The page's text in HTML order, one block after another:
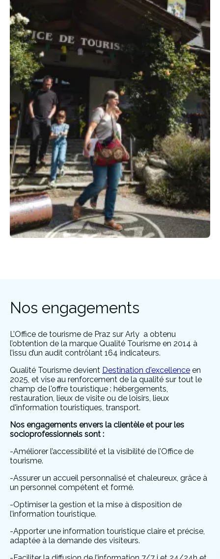
Nos engagements
L’Office de tourisme de Praz sur Arly a obtenu
l’obtention de la marque Qualité Tourisme en 2014 à
l’issu d’un audit contrôlant 164 indicateurs.
Qualité Tourisme devient Destination d'excellence en
2025, et vise au renforcement de la qualité sur tout le
champ de l'offre touristique : hébergements,
restauration, lieux de visite ou de loisirs, lieux
d'information touristiques, transport.
Nos engagements envers la clientèle et pour les
socioprofessionnels sont :
-Améliorer l’accessibilité et la visibilité de l’Office de
tourisme.
-Assurer un accueil personnalisé et chaleureux, grâce à
un personnel compétent et formé.
-Optimiser la gestion et la mise à disposition de
l’information touristique.
-Apporter une information touristique claire et précise,
adaptée à la demande des visiteurs.